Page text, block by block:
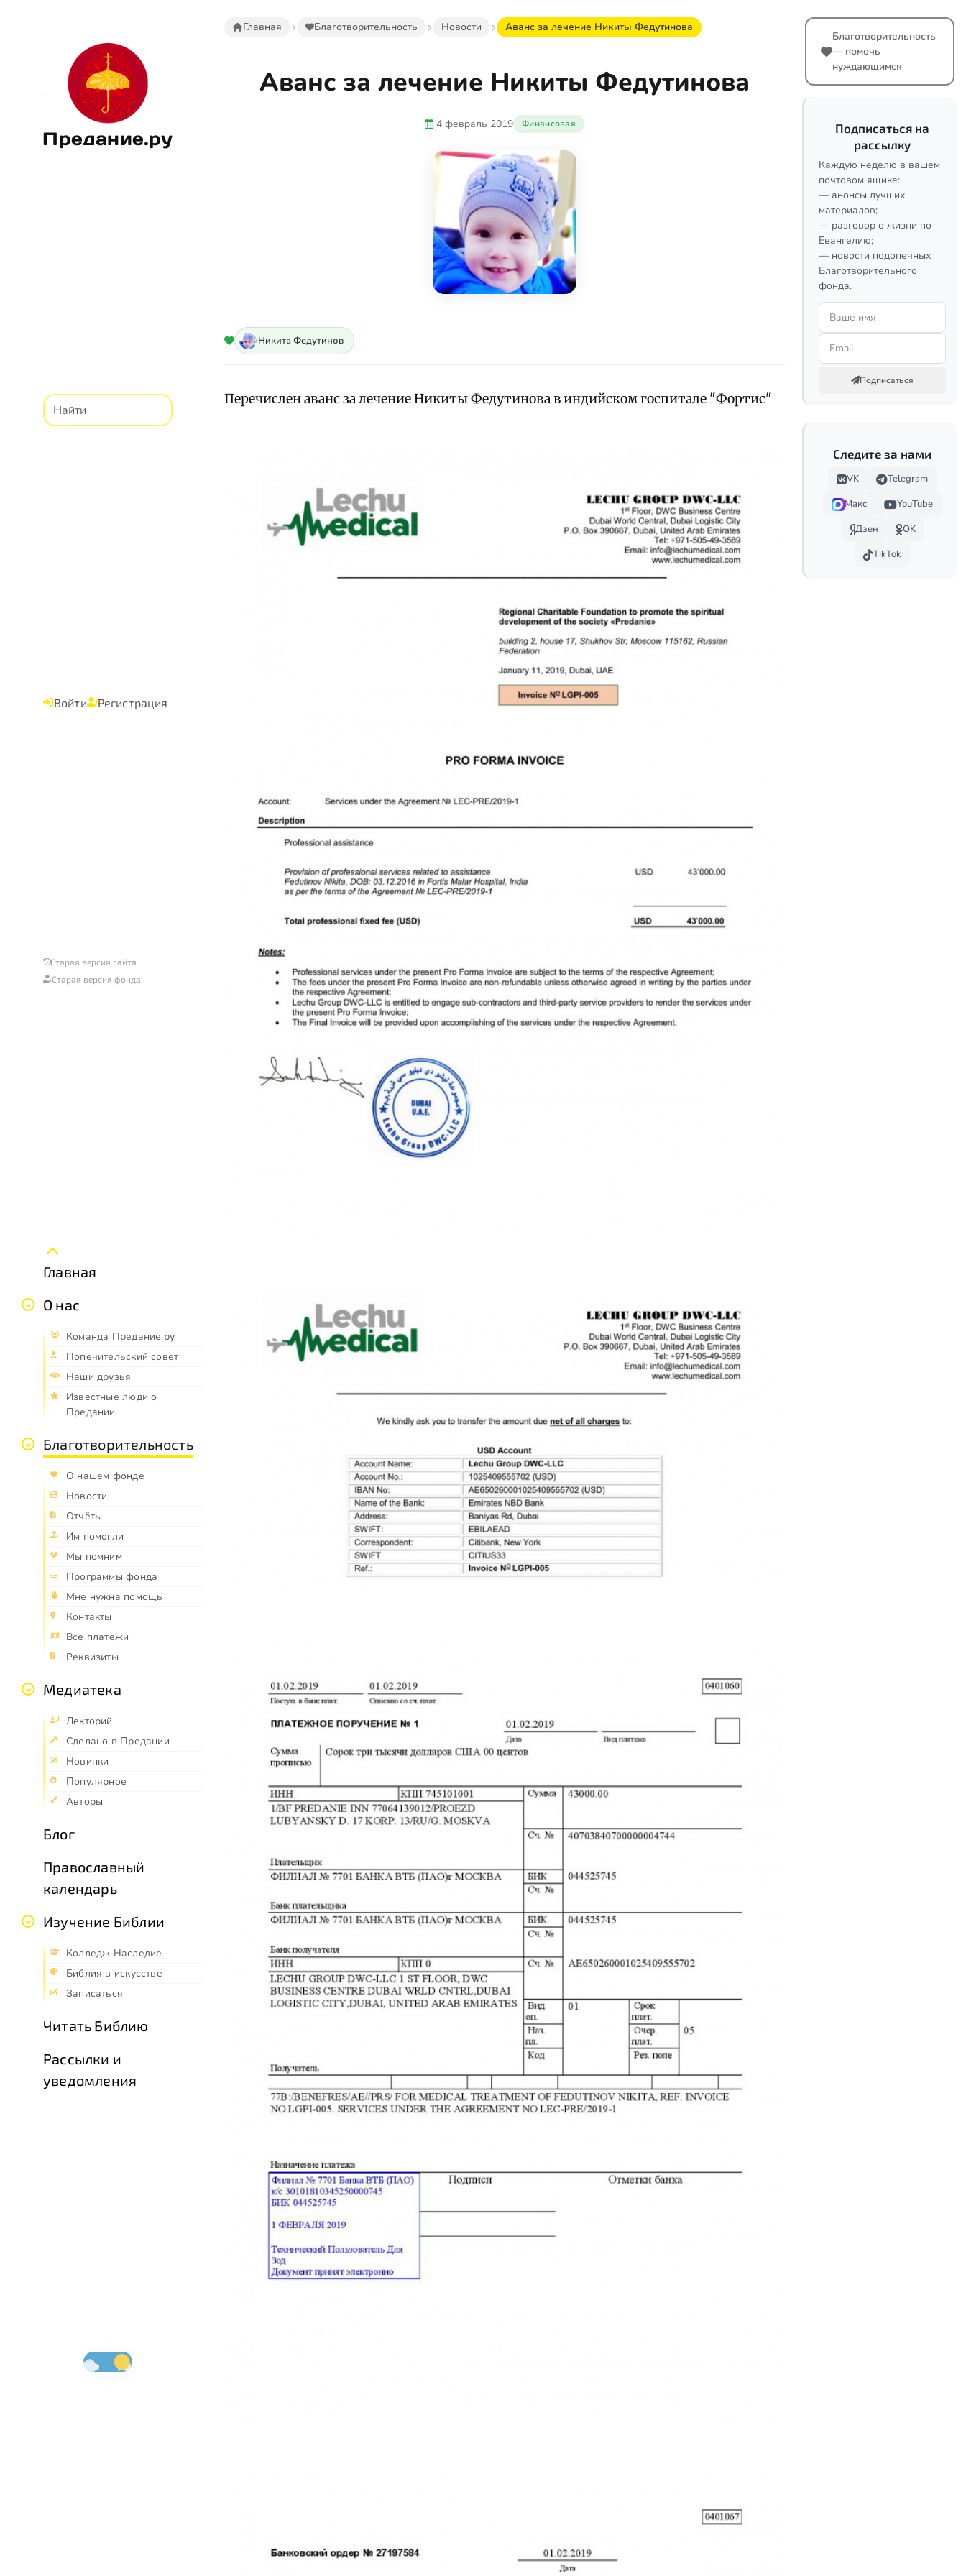
Предание.ру
Войти Регистрация
Старая версия сайта
Старая версия фонда
Главная
О нас
Команда Предание.ру
Попечительский совет
Наши друзья
Известные люди о
Предании
Благотворительность
О нашем фонде
Новости
Отчёты
Им помогли
Мы помним
Программы фонда
Мне нужна помощь
Контакты
Все платежи
Реквизиты
Медиатека
Лекторий
Сделано в Предании
Новинки
Популярное
Авторы
Блог
Православный
календарь
Изучение Библии
Колледж Наследие
Библия в искусстве
Записаться
Читать Библию
Рассылки и
уведомления
Главная Благотворительность Новости Аванс за лечение Никиты Федутинова
Аванс за лечение Никиты Федутинова
4 февраль 2019 Финансовая
Никита Федутинов
Перечислен аванс за лечение Никиты Федутинова в индийском госпитале "Фортис"
Благотворительность
— помочь
нуждающимся
Подписаться на
рассылку
Каждую неделю в вашем
почтовом ящике:
— анонсы лучших
материалов;
— разговор о жизни по
Евангелию;
— новости подопечных
Благотворительного
фонда.
Подписаться
Следите за нами
VK
Telegram
Макс
YouTube
Дзен
OK
TikTok